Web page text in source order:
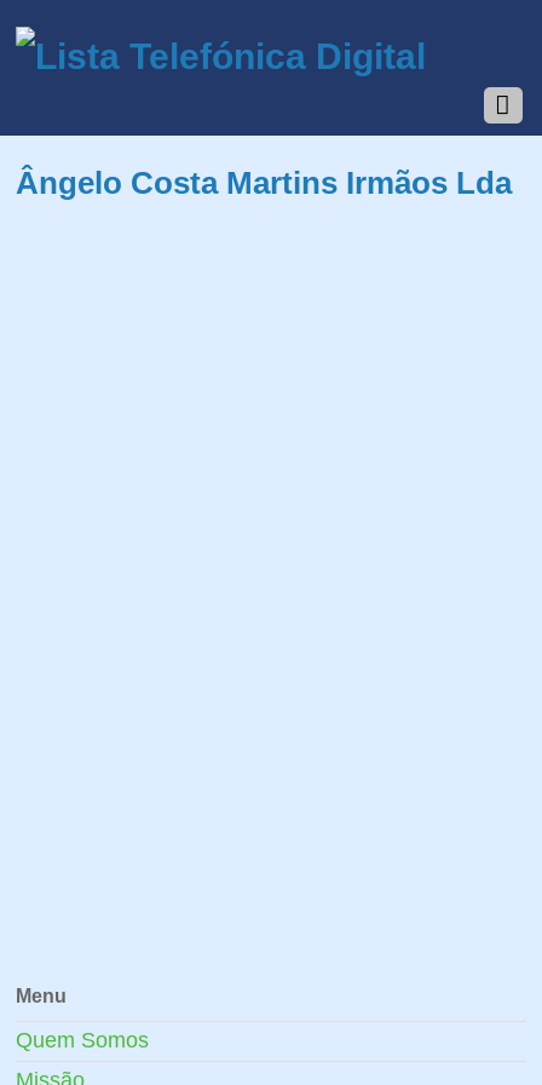
Ângelo Costa Martins Irmãos Lda
Menu
Quem Somos